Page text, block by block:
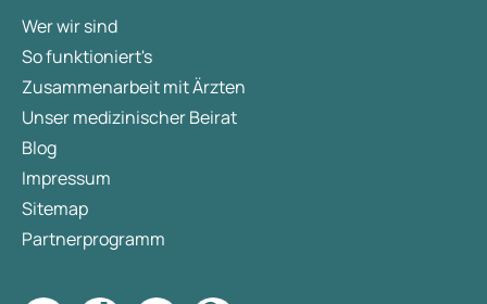
Wer wir sind
So funktioniert's
Zusammenarbeit mit Ärzten
Unser medizinischer Beirat
Blog
Impressum
Sitemap
Partnerprogramm